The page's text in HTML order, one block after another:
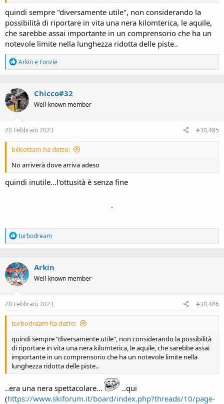
quindi sempre "diversamente utile", non considerando la
possibilità di riportare in vita una nera kilomterica, le aquile,
che sarebbe assai importante in un comprensorio che ha un
notevole limite nella lunghezza ridotta delle piste..
R
e
a
t
i
o
n
:
Arkine Fonzie
Chicco#32
Well-known member
20 Febbraio 2023 #30,485
billcottam ha detto:
No arriverà dove arriva adeso
quindi inutile...l'ottusità è senza fine
.
R
e
a
t
i
o
n
:
turbodream
Arkin
Well-known member
20 Febbraio 2023 #30,486
turbodream ha detto:
quindi sempre "diversamente utile", non considerando la possibilità
di riportare in vita una nera kilomterica, le aquile, che sarebbe assai
importante in un comprensorio che ha un notevole limite nella
lunghezza ridotta delle piste..
..era una nera spettacolare...
..qui
(https://www.skiforum.it/board/index.php?threads/10/page-